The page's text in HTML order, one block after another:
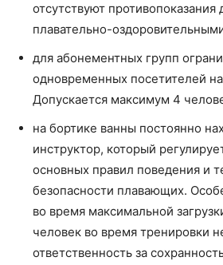
отсутствуют противопоказания
плавательно-
для абонементных групп
одновременных посетителей
Допускается максимум 4
на бортике ванны постоянно
инструктор, который
основных правил поведения и
безопасности плавающих.
во время максимальной
человек во время тренировки
ответственность за